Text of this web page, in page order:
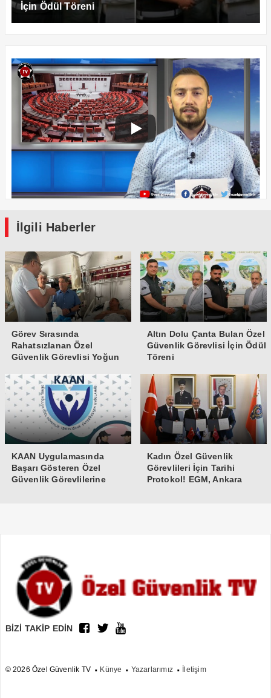
İçin Ödül Töreni
İlgili Haberler
Görev Sırasında
Rahatsızlanan Özel
Güvenlik Görevlisi Yoğun
Altın Dolu Çanta Bulan Özel
Güvenlik Görevlisi İçin Ödül
Töreni
KAAN Uygulamasında
Başarı Gösteren Özel
Güvenlik Görevlilerine
Kadın Özel Güvenlik
Görevlileri İçin Tarihi
Protokol! EGM, Ankara
BİZİ TAKİP EDİN
© 2026 Özel Güvenlik TV Künye Yazarlarımız İletişim